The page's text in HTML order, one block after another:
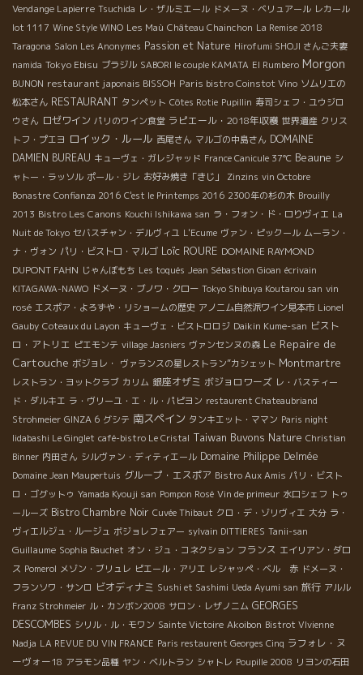
Vendange Lapierre Tsuchida レ・ザルミエール ドメーヌ・ベリュアール レカール
lot 1117 Wine Style WINO Les Maù Château Chainchon La Remise 2018
Taragona Salon Les Anonymes Passion et Nature Hirofumi SHOJI さんご夫妻
namida Tokyo Ebisu ブラジル SABORI le couple KAMATA El Rumbero Morgon
BUNON restaurant japonais BISSOH Paris bistro Coinstot Vino ソムリエの
松本さん RESTAURANT タンペット Côtes Rotie Pupillin 寿司シェフ・ユウジロ
ウさん ロゼワイン パリのワイン食堂 ラピエール・2018年収穫 世界遺産 クリス
トフ・プエヨ ロイック・ルール 西尾さん マルゴの中島さん DOMAINE
DAMIEN BUREAU キューヴェ・ガレジャッド France Canicule 37℃ Beaune シ
ャトー・ラッソル ポール・ジレ お好み焼き「きじ」 Zinzins vin Octobre
Bonastre Confianza 2016 C'est le Printemps 2016 2300年の杉の木 Brouilly
2013 Bistro Les Canons Kouchi Ishikawa san ラ・フォン・ド・ロりヴィエ La
Nuit de Tokyo セバスチャン・デルヴィユ L'Ecume ヴァン・ピックール ムーラン・
ナ・ヴォン パリ・ビストロ・マルゴ Loïc ROURE DOMAINE RAYMOND
DUPONT FAHN じゃんぼもち Les toqués Jean Sébastion Gioan écrivain
KITAGAWA-NAWO ドメーヌ・ブノワ・クロー Tokyo Shibuya Koutarou san vin
rosé エスポア・よろずや・リショームの歴史 アノニム自然派ワイン見本市 Lionel
Gauby Coteaux du Layon キューヴェ・ビストロロジ Daikin Kume-san ビスト
ロ・アトリエ ピエモンテ village Jasniers ヴァンセンヌの森 Le Repaire de
Cartouche ボジョレ・ ヴァランスの星レストラン”カシェット Montmartre
レストラン・ヨットクラブ カリム 銀座オザミ ボジョロワーズ レ・バスティー
ド・ダルキエ ラ・ヴリーユ・エ・ル・パピヨン restaurent Chateaubriand
Strohmeier GINZA 6 グシテ 南スペイン タンキエット・ママン Paris night
Iidabashi Le Ginglet café-bistro Le Cristal Taiwan Buvons Nature Christian
Binner 内田さん シルヴァン・ディティエール Domaine Philippe Delmée
Domaine Jean Maupertuis グループ・エスポア Bistro Aux Amis パリ・ビスト
ロ・ゴグットゥ Yamada Kyouji san Pompon Rosé Vin de primeur 水口シェフ トゥ
ールーズ Bistro Chambre Noir Cuvée Thibaut クロ・デ・ゾリヴィエ 大分 ラ・
ヴィエルジュ・ルージュ ボジョレフェアー sylvain DITTIERES Tanii-san
Guillaume Sophia Bauchet オン・ジュ・コネクション フランス エイリアン・ダロ
ス Pomerol メゾン・ブリュレ ピエール・アリエ レシャッペ・ベル 赤 ドメーヌ・
フランソワ・サンロ ビオディナミ Sushi et Sashimi Ueda Ayumi san 旅行 アルル
Franz Strohmeier ル・カンボン2008 サロン・レザノニム GEORGES
DESCOMBES シリル・ル・モワン Sainte Victoire Akoibon Bistrot VIvienne
Nadja LA REVUE DU VIN FRANCE Paris restaurent Georges Cinq ラフォレ・ヌ
ーヴォー18 アラモン品種 ヤン・ベルトラン シャトレ Poupille 2008 リヨンの石田